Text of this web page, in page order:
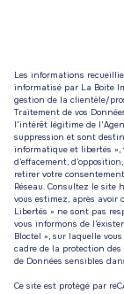
Les informations
informatisé par La Boite
gestion de la clientèle/
Traitement de vos
l'intérêt légitime de
suppression et sont
informatique et libertés »,
d’effacement,
retirer votre
Réseau. Consultez le site
vous estimez, après avoir
Libertés » ne sont pas
vous informons de
Bloctel », sur laquelle
cadre de la protection
de Données sensibles
Ce site est protégé par